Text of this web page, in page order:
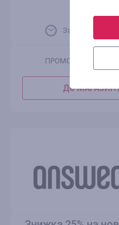
Залишилося 1
ПРОМОКОД
ДО